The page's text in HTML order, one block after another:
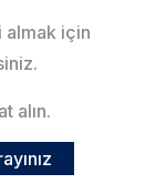
almak için
alın.